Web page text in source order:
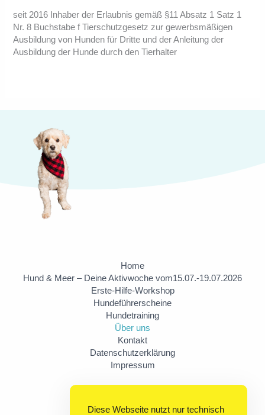
seit 2016 Inhaber der Erlaubnis gemäß §11 Absatz 1 Satz 1
Nr. 8 Buchstabe f Tierschutzgesetz zur gewerbsmäßigen
Ausbildung von Hunden für Dritte und der Anleitung der
Ausbildung der Hunde durch den Tierhalter
Home
Hund & Meer – Deine Aktivwoche vom15.07.-19.07.2026
Erste-Hilfe-Workshop
Hundeführerscheine
Hundetraining
Über uns
Kontakt
Datenschutzerklärung
Impressum
Diese Webseite nutzt nur technisch